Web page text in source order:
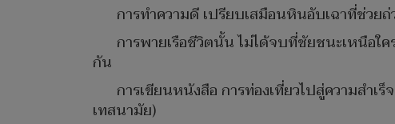
การทำความดี เปรียบเสมือนหินอับเฉาที่ช่วยถ่
การพายเรือชีวิตนั้น ไม่ได้จบที่ชัยชนะเหนือใ
กัน
การเขียนหนังสือ การท่องเที่ยวไปสู่ความสำ
เทสนามัย)